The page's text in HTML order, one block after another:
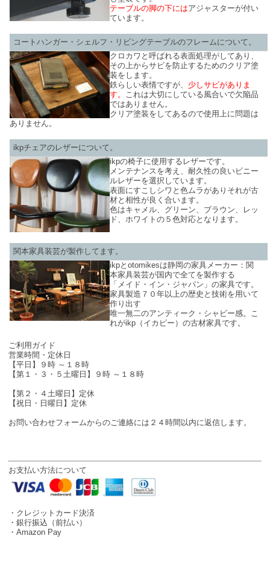
テーブルの脚の下にはアジャスターが付い
ています。
コートハンガー・シェルフ・リビングテーブルのフレームについて。
クロカワと呼ばれる表面処理がしてあり、
その上からサビを防止するためのクリア塗
装をします。
鉄らしい表情ですが、 少しサビがありま
す。 これは大切にしている風合いで欠陥品
ではありません。
クリア塗装をしてあるので使用上に問題は
ありません。
ikpチェアのレザーについて。
ikpの椅子に使用するレザーです。
メンテナンスを考え、耐久性の良いビニー
ルレザーを選択しています。
表面にすこしシワと色ムラがありそれが古
材と相性が良く合います。
色はキャメル、グリーン、ブラウン、レッ
ド、ホワイトの５色対応となります。
関本家具装芸が製作してます。
ikpとotomikesは静岡の家具メーカー：関
本家具装芸が国内で全てを製作する
「メイド・イン・ジャパン」の家具です。
家具製造７０年以上の歴史と技術を用いて
作り出す
唯一無二のアンティーク・シャビー感。こ
れがikp（イカピー）の古材家具です。
ご利用ガイド
営業時間・定休日
【平日】９時 ～１８時
【第１・３・５土曜日】９時 ～１８時
【第２・４土曜日】定休
【祝日・日曜日】定休
お問い合わせフォームからのご連絡には２４時間以内に返信します。
お支払い方法について
・クレジットカード決済
・銀行振込（前払い）
・Amazon Pay